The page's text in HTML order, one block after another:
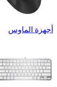
أجهزة الماوس